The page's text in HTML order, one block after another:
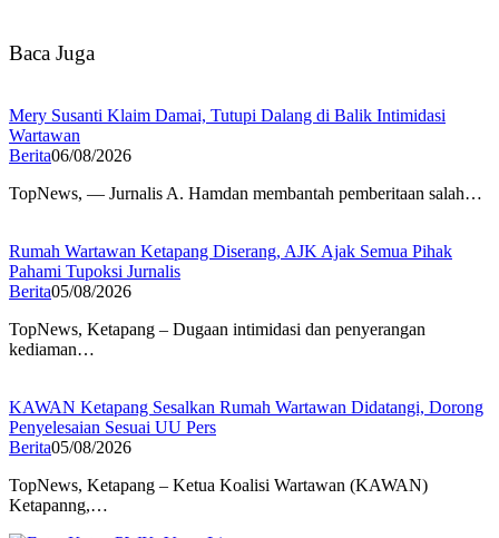
Baca Juga
Mery Susanti Klaim Damai, Tutupi Dalang di Balik Intimidasi
Wartawan
Berita06/08/2026
TopNews, — Jurnalis A. Hamdan membantah pemberitaan salah…
Rumah Wartawan Ketapang Diserang, AJK Ajak Semua Pihak
Pahami Tupoksi Jurnalis
Berita05/08/2026
TopNews, Ketapang – Dugaan intimidasi dan penyerangan
kediaman…
KAWAN Ketapang Sesalkan Rumah Wartawan Didatangi, Dorong
Penyelesaian Sesuai UU Pers
Berita05/08/2026
TopNews, Ketapang – Ketua Koalisi Wartawan (KAWAN)
Ketapanng,…